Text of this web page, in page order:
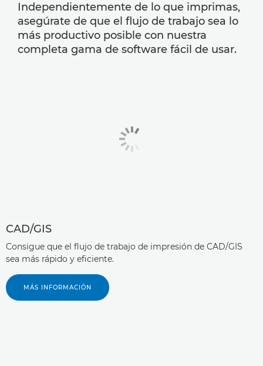
Independientemente de lo que imprimas,
asegúrate de que el flujo de trabajo sea lo
más productivo posible con nuestra
completa gama de software fácil de usar.
CAD/GIS
Consigue que el flujo de trabajo de impresión de CAD/GIS
sea más rápido y eficiente.
MÁS INFORMACIÓN